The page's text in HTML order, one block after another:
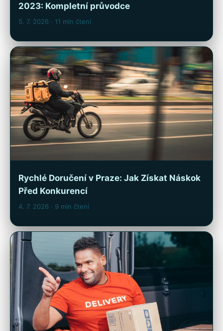
2023: Kompletní průvodce
5. 7. 2026 · 11 min čtení
Rychlé Doručení v Praze: Jak Získat Náskok
Před Konkurencí
4. 7. 2026 · 9 min čtení